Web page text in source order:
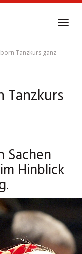
Tanzkurs ganz
Tanzkurs
Sachen
Hinblick